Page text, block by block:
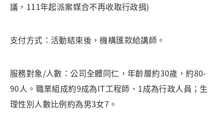
議，111年起派案媒合不再收取行政捐)
支付方式：活動結束後，機構匯款給講師。
服務對象/人數：公司全體同仁，年齡層約30歲，約80-
90人。職業組成約9成為IT工程師、1成為行政人員；生
理性別人數比例約為男3女7。